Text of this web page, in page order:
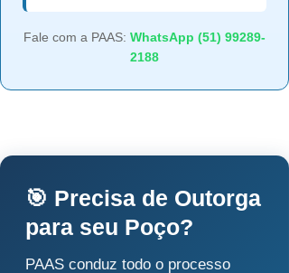
Fale com a PAAS: WhatsApp (51) 99289-
2188
🎯 Precisa de Outorga
para seu Poço?
PAAS conduz todo o processo